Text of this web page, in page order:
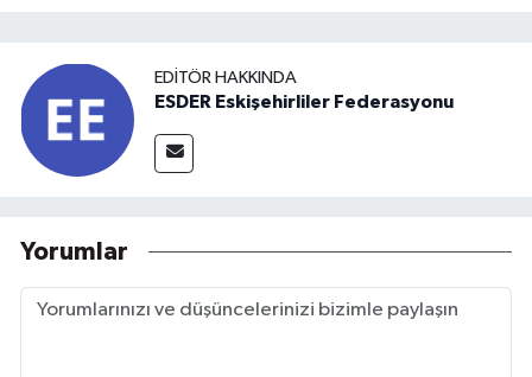
EDITÖR HAKKINDA
ESDER Eskişehirliler Federasyonu
Yorumlar